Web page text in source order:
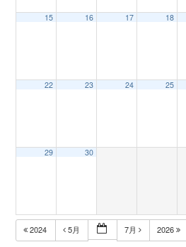
15 16 17 18
22 23 24 25
29 30
2024 5月 7月 2026